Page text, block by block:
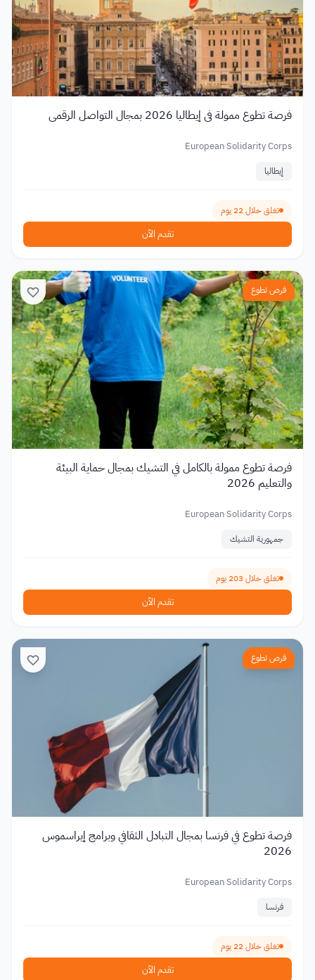
فرصة تطوع ممولة في إيطاليا 2026 بمجال التواصل الرقمي
European Solidarity Corps
إيطاليا
تغلق خلال 22 يوم
تقدم الآن
فرص تطوع
فرصة تطوع ممولة بالكامل في التشيك بمجال حماية البيئة
والتعليم 2026
European Solidarity Corps
جمهورية التشيك
تغلق خلال 203 يوم
تقدم الآن
فرص تطوع
فرصة تطوع في فرنسا بمجال التبادل الثقافي وبرامج إيراسموس
2026
European Solidarity Corps
فرنسا
تغلق خلال 22 يوم
تقدم الآن